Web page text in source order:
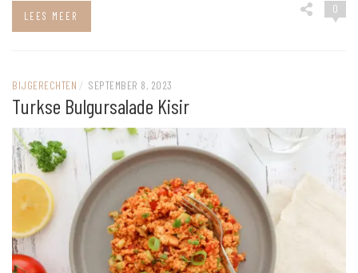
LEES MEER
0
BIJGERECHTEN / SEPTEMBER 8, 2023
Turkse Bulgursalade Kisir